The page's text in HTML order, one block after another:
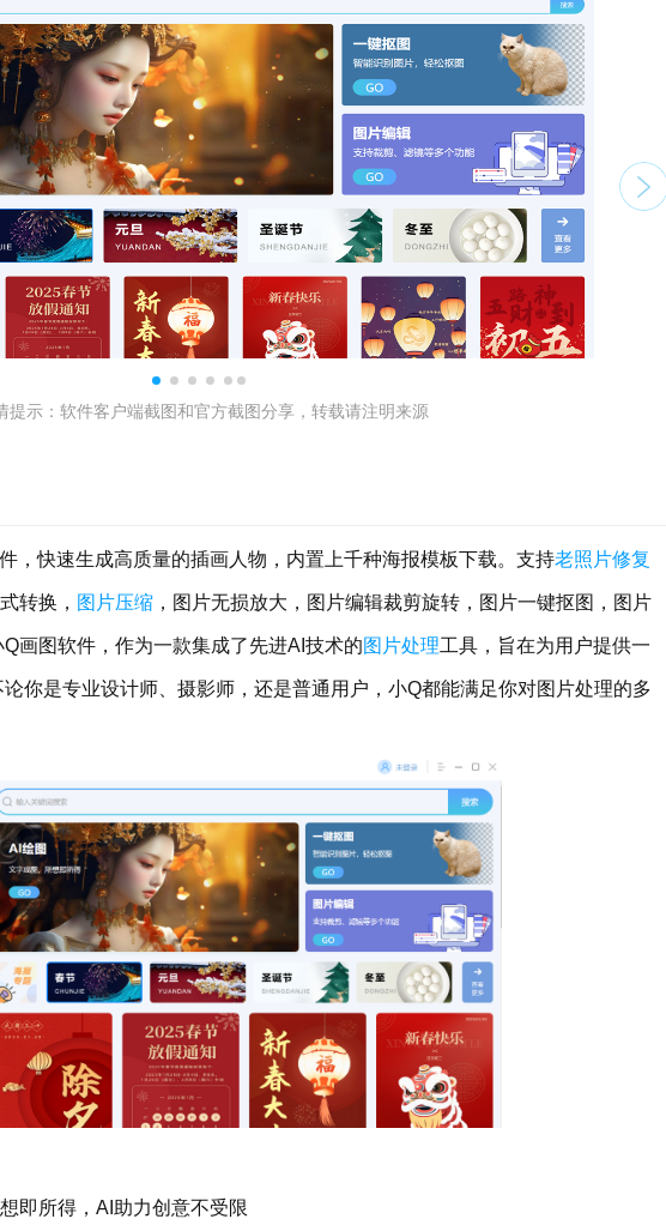
提示：软件客户端截图和官方截图分享，转载请注明来源
，快速生成高质量的插画人物，内置上千种海报模板下载。支持老照片修复
转换， 图片压缩 ，图片无损放大，图片编辑裁剪旋转，图片一键抠图，图片
画图软件，作为一款集成了先进AI技术的图片处理工具，旨在为用户提供一
你是专业设计师、摄影师，还是普通用户，小Q都能满足你对图片处理的多
所得，AI助力创意不受限